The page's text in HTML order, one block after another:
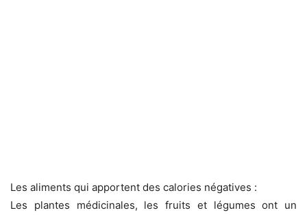
Les aliments qui apportent des calories négatives :
Les plantes médicinales, les fruits et légumes ont un